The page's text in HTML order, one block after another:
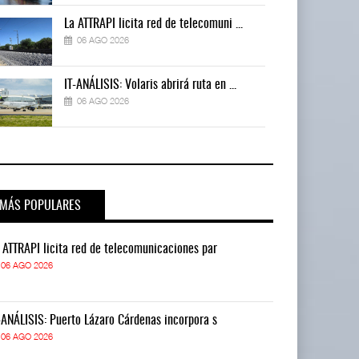
La ATTRAPI licita red de telecomuni ...
06 AGO 2026
IT-ANÁLISIS: Volaris abrirá ruta en ...
06 AGO 2026
MÁS POPULARES
ATTRAPI licita red de telecomunicaciones par
06 AGO 2026
ANÁLISIS: Puerto Lázaro Cárdenas incorpora s
06 AGO 2026